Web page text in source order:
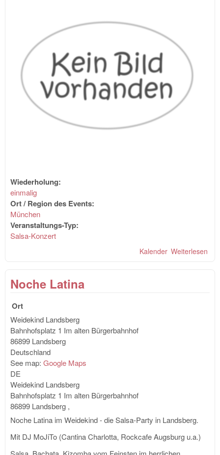
Wiederholung:
einmalig
Ort / Region des Events:
München
Veranstaltungs-Typ:
Salsa-Konzert
Weiterlesen
Kalender
Noche Latina
Ort
Weidekind Landsberg
Bahnhofsplatz 1 Im alten Bürgerbahnhof
86899 Landsberg
Deutschland
See map: Google Maps
DE
Weidekind Landsberg
Bahnhofsplatz 1 Im alten Bürgerbahnhof
86899 Landsberg ,
Noche Latina im Weidekind - die Salsa-Party in Landsberg.
Mit DJ MoJiTo (Cantina Charlotta, Rockcafe Augsburg u.a.)